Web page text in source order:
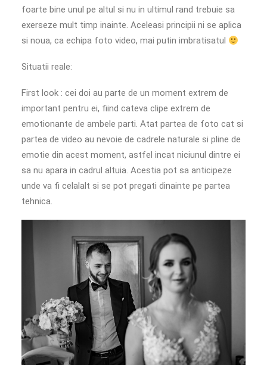
foarte bine unul pe altul si nu in ultimul rand trebuie sa
exerseze mult timp inainte. Aceleasi principii ni se aplica
si noua, ca echipa foto video, mai putin imbratisatul
Situatii reale:
First look : cei doi au parte de un moment extrem de
important pentru ei, fiind cateva clipe extrem de
emotionante de ambele parti. Atat partea de foto cat si
partea de video au nevoie de cadrele naturale si pline de
emotie din acest moment, astfel incat niciunul dintre ei
sa nu apara in cadrul altuia. Acestia pot sa anticipeze
unde va fi celalalt si se pot pregati dinainte pe partea
tehnica.